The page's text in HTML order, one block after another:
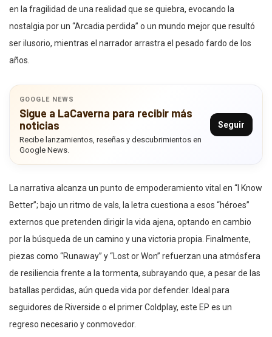
en la fragilidad de una realidad que se quiebra, evocando la
nostalgia por un “Arcadia perdida” o un mundo mejor que resultó
ser ilusorio, mientras el narrador arrastra el pesado fardo de los
años.
GOOGLE NEWS
Sigue a LaCaverna para recibir más
noticias
Recibe lanzamientos, reseñas y descubrimientos en
Google News.
Seguir
La narrativa alcanza un punto de empoderamiento vital en “I Know
Better”; bajo un ritmo de vals, la letra cuestiona a esos “héroes”
externos que pretenden dirigir la vida ajena, optando en cambio
por la búsqueda de un camino y una victoria propia. Finalmente,
piezas como “Runaway” y “Lost or Won” refuerzan una atmósfera
de resiliencia frente a la tormenta, subrayando que, a pesar de las
batallas perdidas, aún queda vida por defender. Ideal para
seguidores de Riverside o el primer Coldplay, este EP es un
regreso necesario y conmovedor.